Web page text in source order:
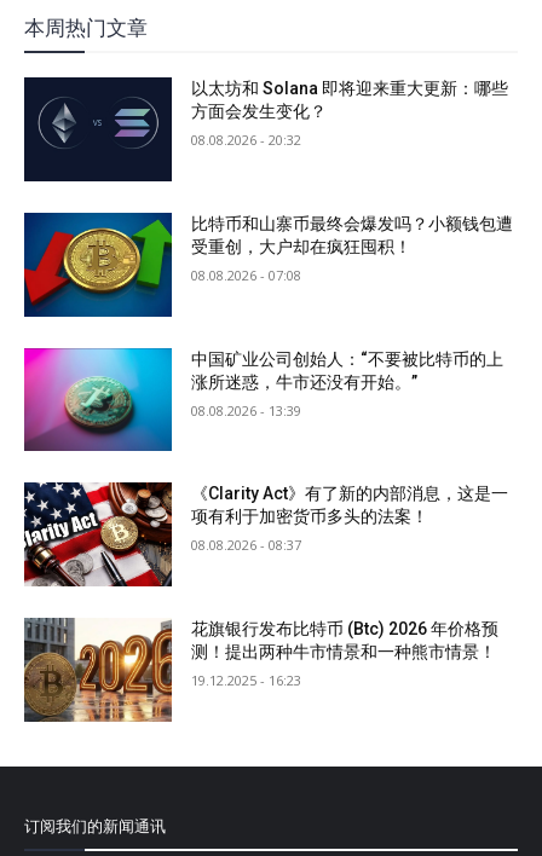
本周热门文章
以太坊和 Solana 即将迎来重大更新：哪些
方面会发生变化？
08.08.2026 - 20:32
比特币和山寨币最终会爆发吗？小额钱包遭
受重创，大户却在疯狂囤积！
08.08.2026 - 07:08
中国矿业公司创始人：“不要被比特币的上
涨所迷惑，牛市还没有开始。”
08.08.2026 - 13:39
《Clarity Act》有了新的内部消息，这是一
项有利于加密货币多头的法案！
08.08.2026 - 08:37
花旗银行发布比特币 (Btc) 2026 年价格预
测！提出两种牛市情景和一种熊市情景！
19.12.2025 - 16:23
订阅我们的新闻通讯